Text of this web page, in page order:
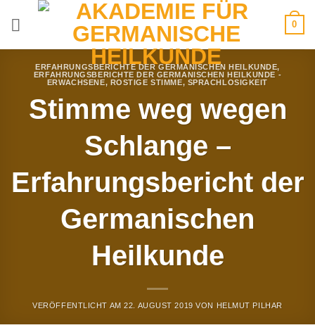
0
ERFAHRUNGSBERICHTE DER GERMANISCHEN HEILKUNDE,
ERFAHRUNGSBERICHTE DER GERMANISCHEN HEILKUNDE -
ERWACHSENE, ROSTIGE STIMME, SPRACHLOSIGKEIT
Stimme weg wegen
Schlange –
Erfahrungsbericht der
Germanischen
Heilkunde
VERÖFFENTLICHT AM22. AUGUST 2019 VON HELMUT PILHAR